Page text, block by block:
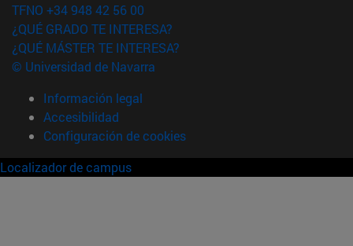
TFNO +34 948 42 56 00
¿QUÉ GRADO TE INTERESA?
¿QUÉ MÁSTER TE INTERESA?
© Universidad de Navarra
Información legal
Accesibilidad
Configuración de cookies
Localizador de campus